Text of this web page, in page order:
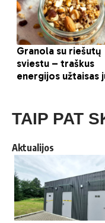
TAIP PAT
Aktualijos